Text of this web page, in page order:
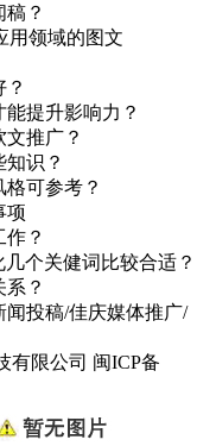
？
用领域的图文
提升影响力？
推广？
识？
可参考？
项
？
个关健词比较合适？
？
闻投稿/佳庆媒体推广/
有限公司 闽ICP备